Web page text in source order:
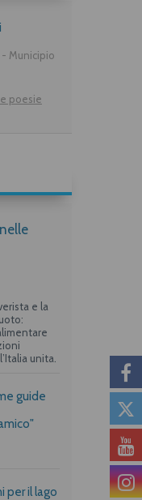
- Municipio
poesie
e la
unita.
guide
per il lago